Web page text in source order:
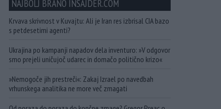
NAJBOLJ BRANO INSAJDER.COM
Krvava skrivnost v Kuvajtu: Ali je Iran res izbrisal CIA bazo
s petdesetimi agenti?
Ukrajina po kampanji napadov dela inventuro: »V odgovor
smo prejeli uničujoč udarec in domačo politično krizo«
»Nemogoče jih prestreči«: Zakaj Izrael po navedbah
vrhunskega analitika ne more več zmagati